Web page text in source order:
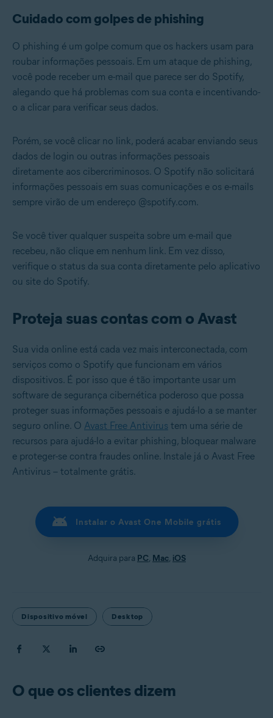
Cuidado com golpes de phishing
O phishing é um golpe comum que os hackers usam para
roubar informações pessoais. Em um ataque de phishing,
você pode receber um e-mail que parece ser do Spotify,
alegando que há problemas com sua conta e incentivando-
o a clicar para verificar seus dados.
Porém, se você clicar no link, poderá acabar enviando seus
dados de login ou outras informações pessoais
diretamente aos cibercriminosos. O Spotify não solicitará
informações pessoais em suas comunicações e os e-mails
sempre virão de um endereço @spotify.com.
Se você tiver qualquer suspeita sobre um e-mail que
recebeu, não clique em nenhum link. Em vez disso,
verifique o status da sua conta diretamente pelo aplicativo
ou site do Spotify.
Proteja suas contas com o Avast
Sua vida online está cada vez mais interconectada, com
serviços como o Spotify que funcionam em vários
dispositivos. É por isso que é tão importante usar um
software de segurança cibernética poderoso que possa
proteger suas informações pessoais e ajudá-lo a se manter
seguro online. O Avast Free Antivirus tem uma série de
recursos para ajudá-lo a evitar phishing, bloquear malware
e proteger-se contra fraudes online. Instale já o Avast Free
Antivirus – totalmente grátis.
Instalar o Avast One Mobile grátis
Adquira para PC, Mac, iOS
Dispositivo móvel Desktop
O que os clientes dizem